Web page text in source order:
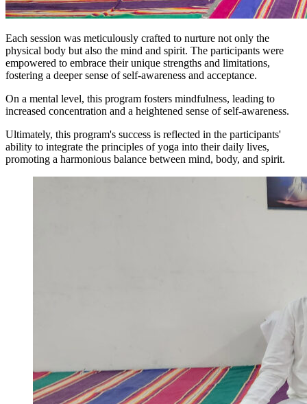
Each session was meticulously crafted to nurture not only the
physical body but also the mind and spirit. The participants were
empowered to embrace their unique strengths and limitations,
fostering a deeper sense of self-awareness and acceptance.
On a mental level, this program fosters mindfulness, leading to
increased concentration and a heightened sense of self-awareness.
Ultimately, this program's success is reflected in the participants'
ability to integrate the principles of yoga into their daily lives,
promoting a harmonious balance between mind, body, and spirit.